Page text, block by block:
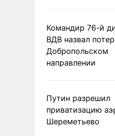
Командир 76-й
ВДВ назвал
Добропольском
направлении
Путин разрешил
приватизацию
Шереметьево